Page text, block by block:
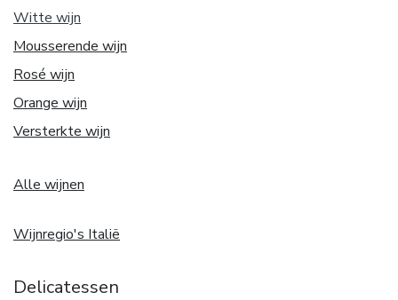
Witte wijn
Mousserende wijn
Rosé wijn
Orange wijn
Versterkte wijn
Alle wijnen
Wijnregio's Italië
Delicatessen